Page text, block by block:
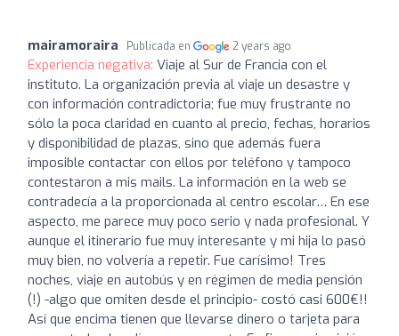
mairamoraira Publicada en 2 years ago
Experiencia negativa: Viaje al Sur de Francia con el
instituto. La organización previa al viaje un desastre y
con información contradictoria; fue muy frustrante no
sólo la poca claridad en cuanto al precio, fechas, horarios
y disponibilidad de plazas, sino que además fuera
imposible contactar con ellos por teléfono y tampoco
contestaron a mis mails. La información en la web se
contradecía a la proporcionada al centro escolar… En ese
aspecto, me parece muy poco serio y nada profesional. Y
aunque el itinerario fue muy interesante y mi hija lo pasó
muy bien, no volvería a repetir. Fue carísimo! Tres
noches, viaje en autobús y en régimen de media pensión
(!) -algo que omiten desde el principio- costó casi 600€!!
Así que encima tienen que llevarse dinero o tarjeta para